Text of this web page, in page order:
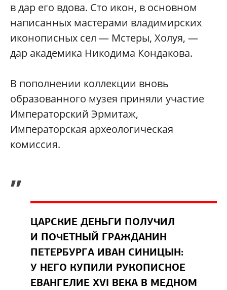
в дар его вдова. Сто икон, в основном
написанных мастерами владимирских
иконописных сел — Мстеры, Холуя, —
дар академика Никодима Кондакова.
В пополнении коллекции вновь
образованного музея приняли участие
Императорский Эрмитаж,
Императорская археологическая
комиссия.
„
ЦАРСКИЕ ДЕНЬГИ ПОЛУЧИЛ
И ПОЧЕТНЫЙ ГРАЖДАНИН
ПЕТЕРБУРГА ИВАН СИНИЦЫН:
У НЕГО КУПИЛИ РУКОПИСНОЕ
ЕВАНГЕЛИЕ XVI ВЕКА В МЕДНОМ